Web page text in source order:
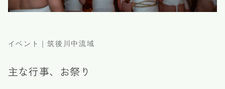
イベント｜筑後川中流域
主な行事、お祭り